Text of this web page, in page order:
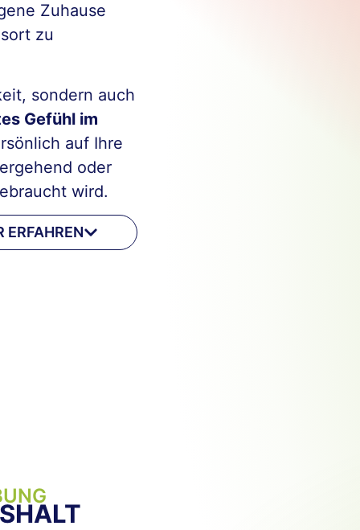
Zuhause
zu
sondern auch
Gefühl im
auf Ihre
oder
wird.
ERFAHREN